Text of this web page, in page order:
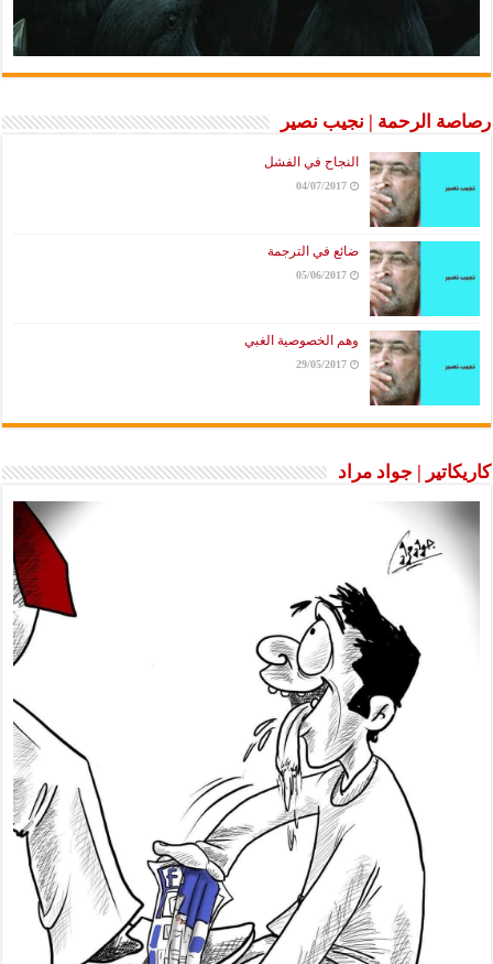
رصاصة الرحمة | نجيب نصير
النجاح في الفشل
04/07/2017
ضائع في الترجمة
05/06/2017
وهم الخصوصية الغبي
29/05/2017
كاريكاتير | جواد مراد